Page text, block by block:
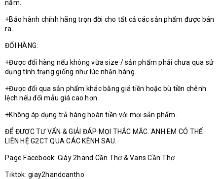
năm.
+Bảo hành chính hãng trọn đời cho tất cả các sản phẩm được bán
ra.
ĐỔI HÀNG:
+Được đổi hàng nếu không vừa size / sản phẩm phải chưa qua sử
dụng tình trạng giống như lúc nhận hàng.
+Được đổi qua sản phẩm khác bằng giá tiền hoặc bù tiền chênh
lệch nếu đổi mẫu giá cao hơn.
+Không áp dụng trả hàng hoàn tiền với mọi sản phẩm.
ĐỂ ĐƯỢC TƯ VẤN & GIẢI ĐÁP MỌI THẮC MẮC. ANH EM CÓ THỂ
LIÊN HỆ G2CT QUA CÁC KÊNH SAU.
Page Facebook: Giày 2hand Cần Thơ & Vans Cần Thơ
Tiktok: giay2handcantho